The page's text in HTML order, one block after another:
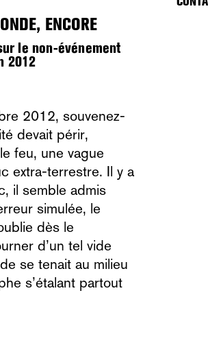
ENCORE
le non-événement
2012
devait périr,
feu, une vague
extra-terrestre. Il y a
il semble admis
simulée, le
dès le
d’un tel vide
se tenait au milieu
s’étalant partout